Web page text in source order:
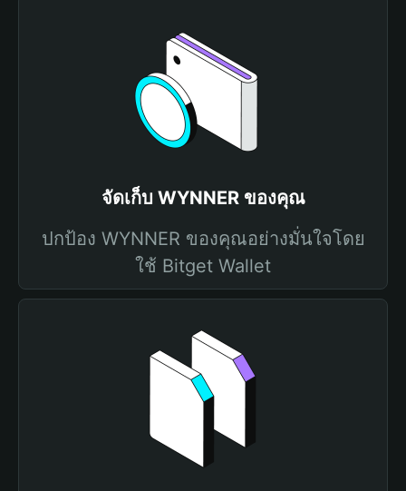
จัดเก็บ WYNNER ของคุณ
ปกป้อง WYNNER ของคุณอย่างมั่นใจโดย
ใช้ Bitget Wallet